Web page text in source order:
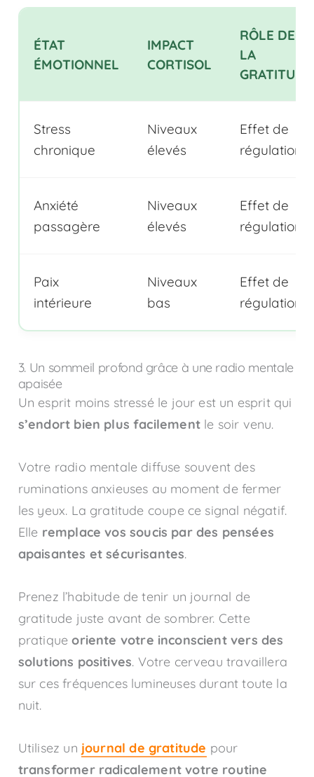
ÉTAT
ÉMOTIONNEL
IMPACT
CORTISOL
RÔLE DE
LA
GRATITUDE
Stress
chronique
Niveaux
élevés
Effet de
régulation
Anxiété
passagère
Niveaux
élevés
Effet de
régulation
Paix
intérieure
Niveaux
bas
Effet de
régulation
3. Un sommeil profond grâce à une radio mentale
apaisée
Un esprit moins stressé le jour est un esprit qui
s’endort bien plus facilementle soir venu.
Votre radio mentale diffuse souvent des
ruminations anxieuses au moment de fermer
les yeux. La gratitude coupe ce signal négatif.
Elle remplace vos soucis par des pensées
apaisantes et sécurisantes.
Prenez l’habitude de tenir un journal de
gratitude juste avant de sombrer. Cette
pratiqueoriente votre inconscient vers des
solutions positives. Votre cerveau travaillera
sur ces fréquences lumineuses durant toute la
nuit.
Utilisez un journal de gratitude pour
transformer radicalement votre routine